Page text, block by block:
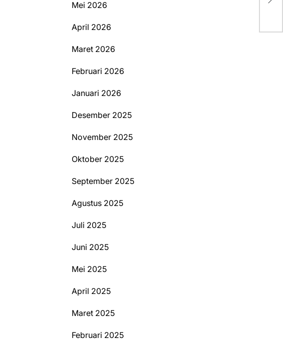
Mei 2026
April 2026
Maret 2026
Februari 2026
Januari 2026
Desember 2025
November 2025
Oktober 2025
September 2025
Agustus 2025
Juli 2025
Juni 2025
Mei 2025
April 2025
Maret 2025
Februari 2025